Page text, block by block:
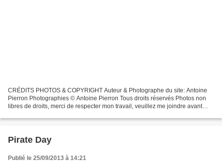
CRÉDITS PHOTOS & COPYRIGHT Auteur & Photographe du site: Antoine
Pierron Photographies © Antoine Pierron Tous droits réservés Photos non
libres de droits, merci de respecter mon travail, veuillez me joindre avant
Pirate Day
Publié le 25/09/2013 à 14:21